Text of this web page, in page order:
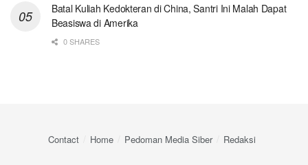
Batal Kuliah Kedokteran di China, Santri Ini Malah Dapat
Beasiswa di Amerika
0 SHARES
Contact Home Pedoman Media Siber Redaksi